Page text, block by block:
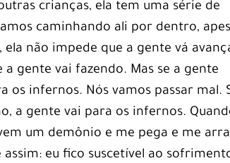
crianças, ela tem uma série de
caminhando ali por dentro,
não impede que a gente vá
gente vai fazendo. Mas se a gente
os infernos. Nós vamos passar mal.
a gente vai para os infernos.
um demônio e me pega e me
assim: eu fico suscetível ao